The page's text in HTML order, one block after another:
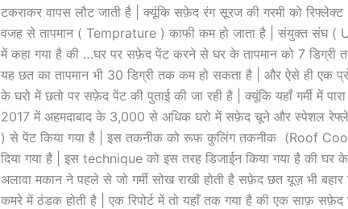
टकराकर वापस लौट जाती है | क्यूंकि सफ़ेद रंग सूरज की गरमी को
वजह से तापमान ( Temprature ) काफी कम हो जाता है | संयुक्त संघ (
में कहा गया है की …घर पर सफ़ेद पेंट करने से घर के तापमान को 7
यह छत का तापमान भी 30 डिग्री तक कम हो सकता है | और ऐसे ही एक
के घरो में छतो पर सफ़ेद पेंट की पुताई की जा रही है | क्यूंकि यहाँ गर्मी में
2017 में अहमदाबाद के 3,000 से अधिक घरो में सफ़ेद चूने और स्पेशल
) से पेंट किया गया है | इस तकनीक को रूफ कुलिंग तकनीक (Roof
दिया गया है | इस technique को इस तरह डिजाईन किया गया है की घर
अलावा मकान ने पहले से जो गर्मी सोख राखी होती है सफ़ेद छत यूज़ भी
कमरे में ठंडक होती है | एक रिपोर्ट में तो यहाँ तक गया है की एक साफ़